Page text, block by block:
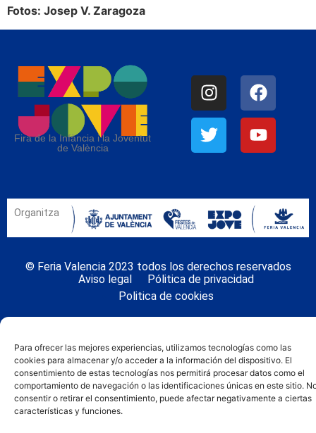
Para ofrecer las mejores experiencias, utilizamos tecnologías como las
cookies para almacenar y/o acceder a la información del dispositivo. El
consentimiento de estas tecnologías nos permitirá procesar datos como el
comportamiento de navegación o las identificaciones únicas en este sitio.
consentir o retirar el consentimiento, puede afectar negativamente a ciertas
características y funciones.
Fotos: Josep V. Zaragoza
Fira de la Infància i la Joventut
de València
Organitza
© Feria Valencia 2023 todos los derechos reservados
Aviso legal
Pólitica de privacidad
Politica de cookies